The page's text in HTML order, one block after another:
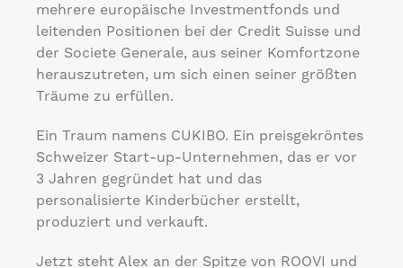
mehrere europäische Investmentfonds und
leitenden Positionen bei der Credit Suisse und
der Societe Generale, aus seiner Komfortzone
herauszutreten, um sich einen seiner größten
Träume zu erfüllen.
Ein Traum namens CUKIBO. Ein preisgekröntes
Schweizer Start-up-Unternehmen, das er vor
3 Jahren gegründet hat und das
personalisierte Kinderbücher erstellt,
produziert und verkauft.
Jetzt steht Alex an der Spitze von ROOVI und